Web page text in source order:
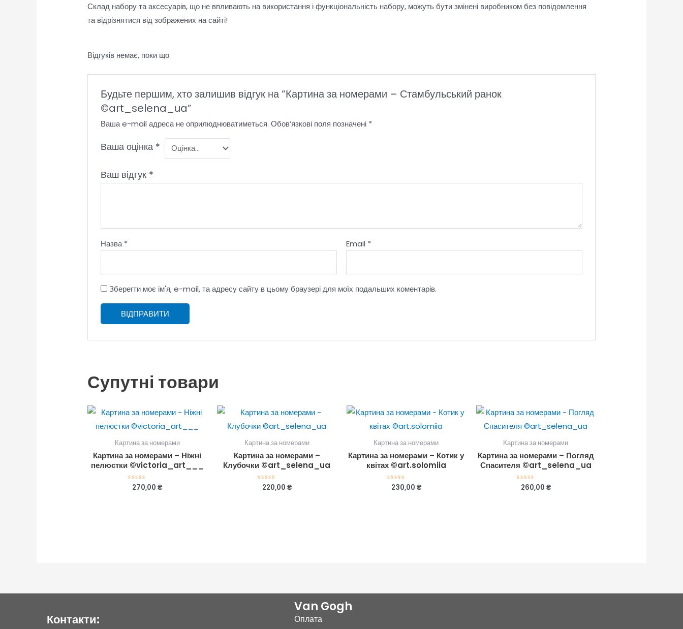
Склад набору та аксесуарів, що не впливають на використання і функціональність набору, можуть бути змінені виробником без повідомлення
та відрізнятися від зображених на сайті!
Відгуків немає, поки що.
Будьте першим, хто залишив відгук на “Картина за номерами – Стамбульський ранок
©art_selena_ua”
Ваша e-mail адреса не оприлюднюватиметься. Обов’язкові поля позначені *
Ваша оцінка *
Ваш відгук *
Назва* Email *
Зберегти моє ім'я, e-mail, та адресу сайту в цьому браузері для моїх подальших коментарів.
Супутні товари
Картина за номерами
Картина за номерами – Ніжні
пелюстки ©victoria_art___
Оцінено
270,00₴
Картина за номерами
Картина за номерами –
Клубочки ©art_selena_ua
Оцінено
220,00 ₴
Картина за номерами
Картина за номерами – Котик у
квітах ©art.solomiia
Оцінено
230,00 ₴
Картина за номерами
Картина за номерами – Погляд
Спасителя ©art_selena_ua
Оцінено
260,00 ₴
Контакти:
Van Gogh
Оплата